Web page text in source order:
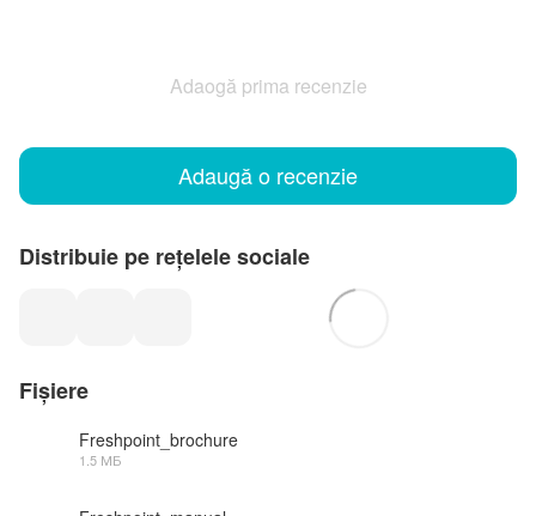
Adaogă prima recenzie
Adaugă o recenzie
Distribuie pe rețelele sociale
Fișiere
Freshpoint_brochure
1.5 МБ